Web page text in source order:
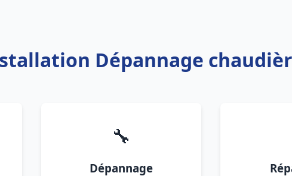
Dépannage
🔧
Dépannage